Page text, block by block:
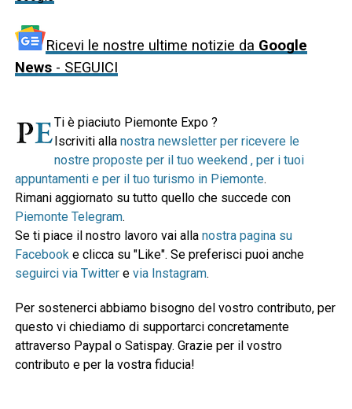
Ricevi le nostre ultime notizie da Google
News- SEGUICI
Ti è piaciuto Piemonte Expo ?
Iscriviti alla nostra newsletter per ricevere le
nostre proposte per il tuo weekend , per i tuoi
appuntamenti e per il tuo turismo in Piemonte.
Rimani aggiornato su tutto quello che succede con
Piemonte Telegram.
Se ti piace il nostro lavoro vai alla nostra pagina su
Facebook e clicca su "Like". Se preferisci puoi anche
seguirci via Twittere via Instagram.
Per sostenerci abbiamo bisogno del vostro contributo, per
questo vi chiediamo di supportarci concretamente
attraverso Paypal o Satispay. Grazie per il vostro
contributo e per la vostra fiducia!